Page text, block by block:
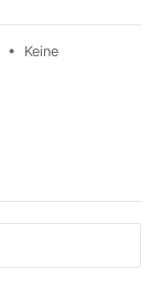
• Keine